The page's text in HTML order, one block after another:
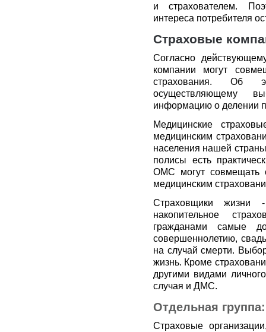
и страхователем.
интереса потребителя
Страховые
Согласно
компании могут
страхования. Об
осуществляющему
информацию о делении
Медицинские
медицинским
населения нашей
полисы есть
ОМС могут совмещать
медицинским
Страховщики жизни
накопительное
гражданами самые
совершеннолетию,
на случай смерти.
жизнь. Кроме
другими видами
случая и ДМС.
Отдельная
Страховые